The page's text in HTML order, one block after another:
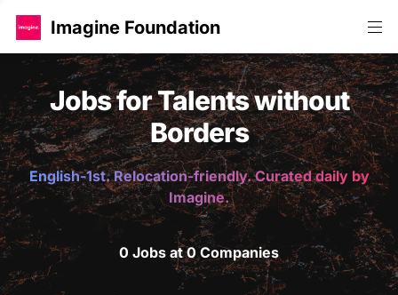
Imagine Foundation
Jobs for Talents without
Borders
English-1st. Relocation-friendly. Curated daily by
Imagine.
0 Jobs at 0 Companies